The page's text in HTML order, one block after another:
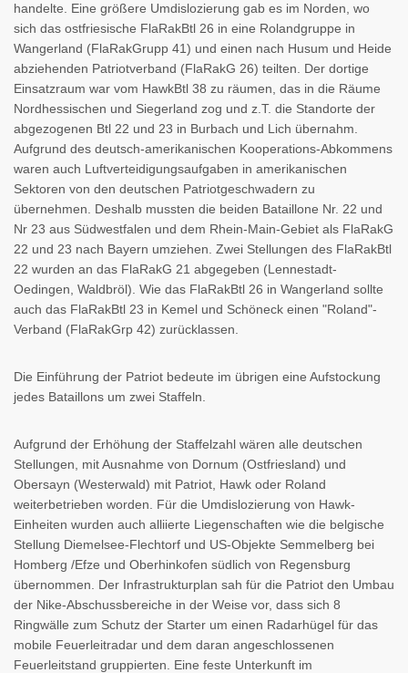
handelte. Eine größere Umdislozierung gab es im Norden, wo
sich das ostfriesische FlaRakBtl 26 in eine Rolandgruppe in
Wangerland (FlaRakGrupp 41) und einen nach Husum und Heide
abziehenden Patriotverband (FlaRakG 26) teilten. Der dortige
Einsatzraum war vom HawkBtl 38 zu räumen, das in die Räume
Nordhessischen und Siegerland zog und z.T. die Standorte der
abgezogenen Btl 22 und 23 in Burbach und Lich übernahm.
Aufgrund des deutsch-amerikanischen Kooperations-Abkommens
waren auch Luftverteidigungsaufgaben in amerikanischen
Sektoren von den deutschen Patriotgeschwadern zu
übernehmen. Deshalb mussten die beiden Bataillone Nr. 22 und
Nr 23 aus Südwestfalen und dem Rhein-Main-Gebiet als FlaRakG
22 und 23 nach Bayern umziehen. Zwei Stellungen des FlaRakBtl
22 wurden an das FlaRakG 21 abgegeben (Lennestadt-
Oedingen, Waldbröl). Wie das FlaRakBtl 26 in Wangerland sollte
auch das FlaRakBtl 23 in Kemel und Schöneck einen "Roland"-
Verband (FlaRakGrp 42) zurücklassen.
Die Einführung der Patriot bedeute im übrigen eine Aufstockung
jedes Bataillons um zwei Staffeln.
Aufgrund der Erhöhung der Staffelzahl wären alle deutschen
Stellungen, mit Ausnahme von Dornum (Ostfriesland) und
Obersayn (Westerwald) mit Patriot, Hawk oder Roland
weiterbetrieben worden. Für die Umdislozierung von Hawk-
Einheiten wurden auch alliierte Liegenschaften wie die belgische
Stellung Diemelsee-Flechtorf und US-Objekte Semmelberg bei
Homberg /Efze und Oberhinkofen südlich von Regensburg
übernommen. Der Infrastrukturplan sah für die Patriot den Umbau
der Nike-Abschussbereiche in der Weise vor, dass sich 8
Ringwälle zum Schutz der Starter um einen Radarhügel für das
mobile Feuerleitradar und dem daran angeschlossenen
Feuerleitstand gruppierten. Eine feste Unterkunft im